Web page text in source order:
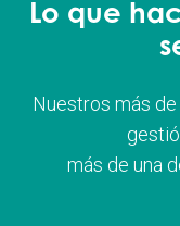
Lo que
Nuestros más
más de una